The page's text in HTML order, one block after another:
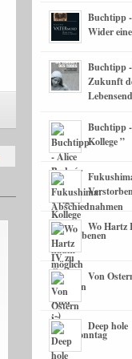
Buchtipp
Wider
Buchtipp
Zukunft
Buchtipp
Kollege ”
Wo Hartz
Von
Deep hole